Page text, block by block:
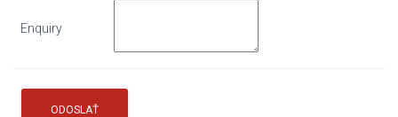
Enquiry